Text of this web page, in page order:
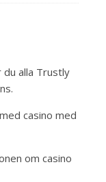
alla Trustly
.
casino med
om casino